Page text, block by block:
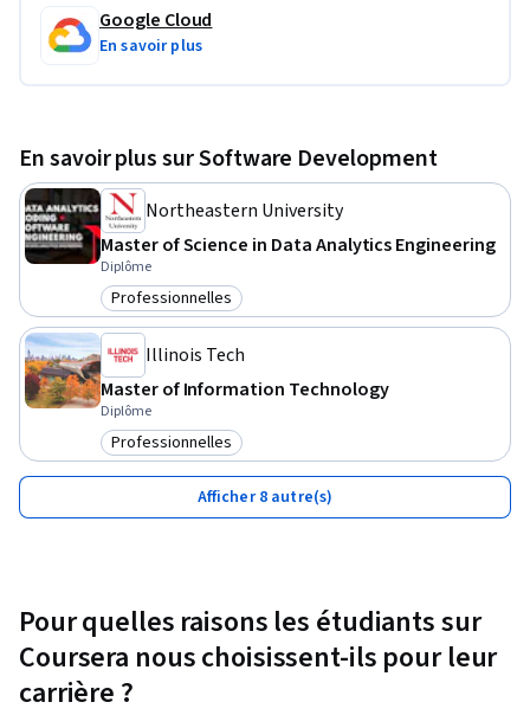
Google Cloud
En savoir plus
En savoir plus sur Software Development
Northeastern University
Master of Science in Data Analytics Engineering
Diplôme
Catégorie : Professionnelles
Professionnelles
Illinois Tech
Master of Information Technology
Diplôme
Catégorie : Professionnelles
Professionnelles
Afficher 8 autre(s)
Pour quelles raisons les étudiants sur
Coursera nous choisissent-ils pour leur
carrière ?